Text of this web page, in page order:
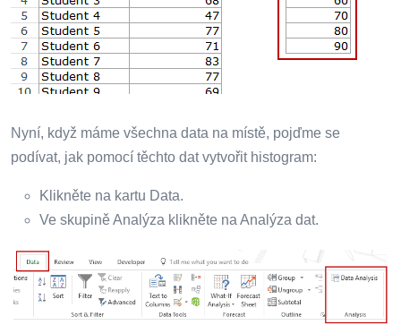
Nyní, když máme všechna data na místě, pojďme se
podívat, jak pomocí těchto dat vytvořit histogram:
Klikněte na kartu Data.
Ve skupině Analýza klikněte na Analýza dat.